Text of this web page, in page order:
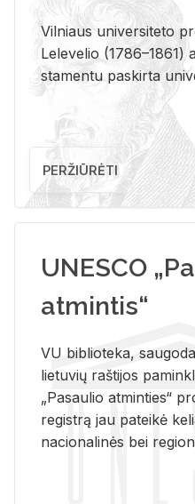
Vil­niaus uni­ver­si­te­to
Le­le­ve­lio
sta­men­tu pa­skir­ta
PERŽIŪRĖTI
UNESCO
atmintis“
VU biblioteka,
lietuvių raštijos
„Pasaulio atminties“
registrą jau pateikė
nacionalinės bei